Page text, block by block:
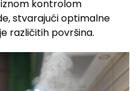
kontrolom
stvarajući optimalne
različitih površina.